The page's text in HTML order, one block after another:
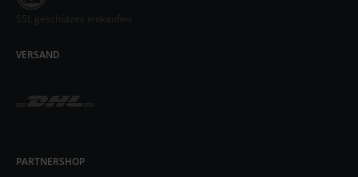
SSL geschützes einkaufen
VERSAND
PARTNERSHOP